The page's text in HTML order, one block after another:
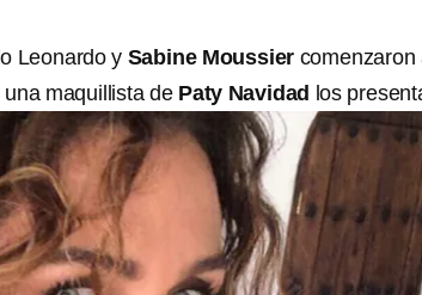
Leonardo y Sabine Moussier comenzaron
maquillista de Paty Navidad los